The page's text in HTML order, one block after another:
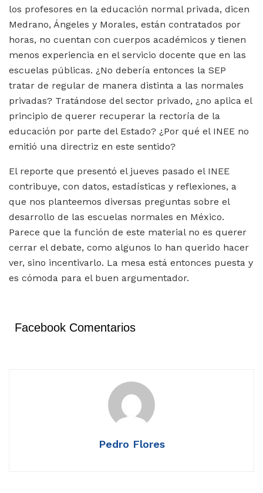
los profesores en la educación normal privada, dicen
Medrano, Ángeles y Morales, están contratados por
horas, no cuentan con cuerpos académicos y tienen
menos experiencia en el servicio docente que en las
escuelas públicas. ¿No debería entonces la SEP
tratar de regular de manera distinta a las normales
privadas? Tratándose del sector privado, ¿no aplica el
principio de querer recuperar la rectoría de la
educación por parte del Estado? ¿Por qué el INEE no
emitió una directriz en este sentido?
El reporte que presentó el jueves pasado el INEE
contribuye, con datos, estadísticas y reflexiones, a
que nos planteemos diversas preguntas sobre el
desarrollo de las escuelas normales en México.
Parece que la función de este material no es querer
cerrar el debate, como algunos lo han querido hacer
ver, sino incentivarlo. La mesa está entonces puesta y
es cómoda para el buen argumentador.
Facebook Comentarios
Pedro Flores